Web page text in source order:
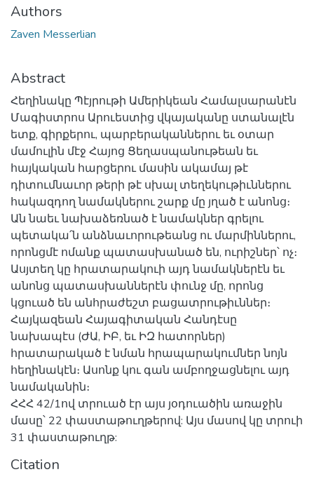
Authors
Zaven Messerlian
Abstract
Հեղինակը Պէյրութի Ամերիկեան Համալսարանէն
Մագիստրոս Արուեստից վկայականը ստանալէն
ետք, գիրքերու, պարբերականներու եւ օտար
մամուլին մէջ Հայոց Ցեղասպանութեան եւ
հայկական հարցերու մասին ակամայ թէ
դիտումնաւոր թերի թէ սխալ տեղեկութիւններու
հակազդող նամակներու շարք մը յղած է անոնց։
Ան նաեւ նախաձեռնած է նամակներ գրելու
պետակա՛ն անձնաւորութեանց ու մարմիններու,
որոնցմէ ոմանք պատասխանած են, ուրիշներ՝ ոչ։
Ասյտեղ կը հրատարակուի այդ նամակներէն եւ
անոնց պատասխաններէն փունջ մը, որոնց
կցուած են անհրաժեշտ բացատրութիւններ։
Հայկազեան Հայագիտական Հանդէսը
նախապէս (ԺԱ, ԻԲ, եւ ԻԶ հատորներ)
հրատարակած է նման հրապարակումներ նոյն
հեղինակէն։ Ասոնք կու գան ամբողջացնելու այդ
նամականին։
ՀՀՀ 42/1ով տրուած էր այս յօդուածին առաջին
մասը՝ 22 փաստաթուղթերով: Այս մասով կը տրուի
31 փաստաթուղթ:
Citation